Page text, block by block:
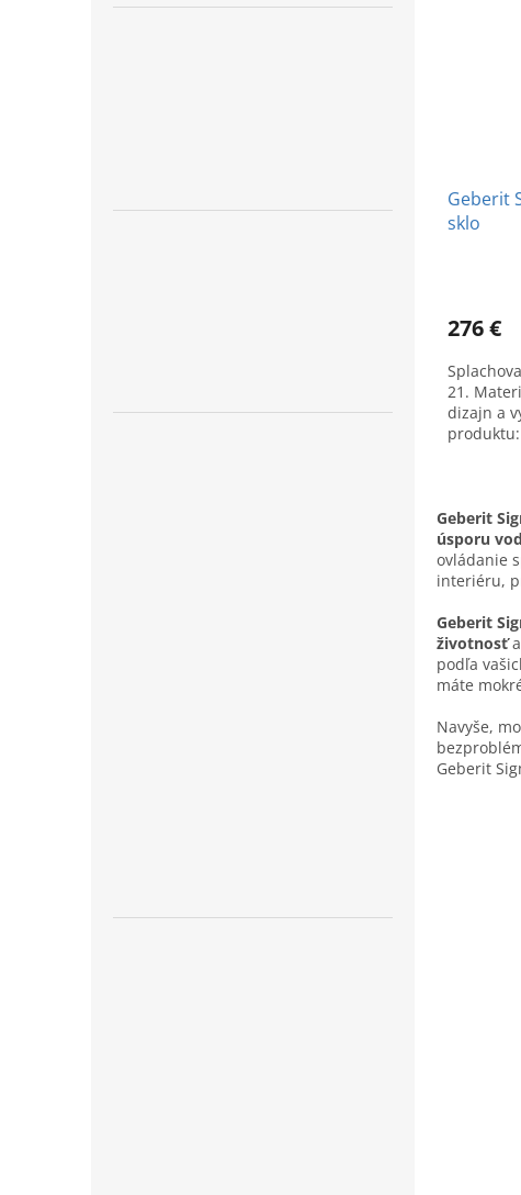
Geberit
sklo
276 €
21.
dizajn a
produktu:
Geberit
úsporu
ovládanie
interiéru,
Geberit
životnosťa
podľa
máte
Navyše,
Geberit